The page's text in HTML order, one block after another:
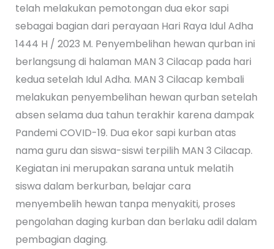
telah melakukan pemotongan dua ekor sapi
sebagai bagian dari perayaan Hari Raya Idul Adha
1444 H / 2023 M. Penyembelihan hewan qurban ini
berlangsung di halaman MAN 3 Cilacap pada hari
kedua setelah Idul Adha. MAN 3 Cilacap kembali
melakukan penyembelihan hewan qurban setelah
absen selama dua tahun terakhir karena dampak
Pandemi COVID-19. Dua ekor sapi kurban atas
nama guru dan siswa-siswi terpilih MAN 3 Cilacap.
Kegiatan ini merupakan sarana untuk melatih
siswa dalam berkurban, belajar cara
menyembelih hewan tanpa menyakiti, proses
pengolahan daging kurban dan berlaku adil dalam
pembagian daging.